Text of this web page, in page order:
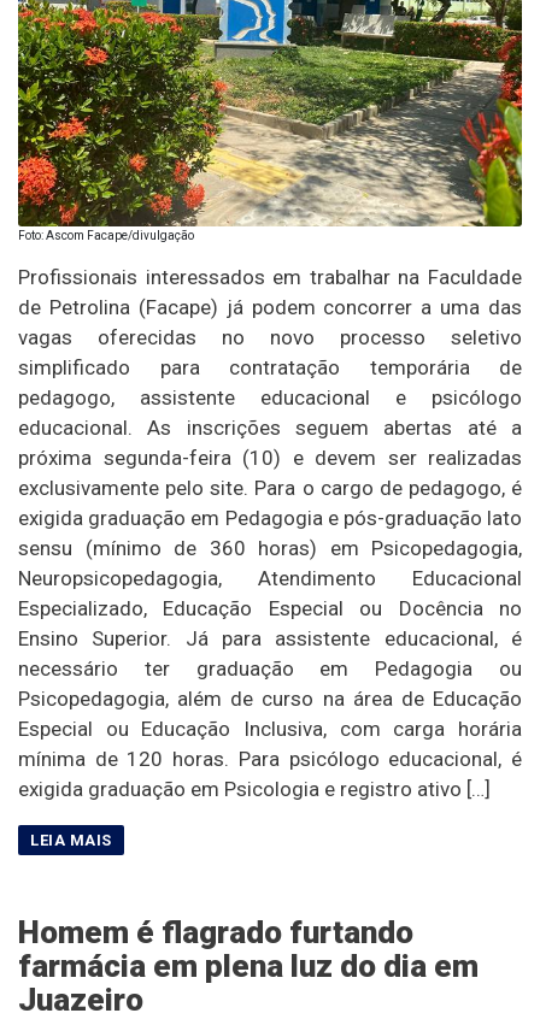
Foto: Ascom Facape/divulgação
Profissionais interessados em trabalhar na Faculdade
de Petrolina (Facape) já podem concorrer a uma das
vagas oferecidas no novo processo seletivo
simplificado para contratação temporária de
pedagogo, assistente educacional e psicólogo
educacional. As inscrições seguem abertas até a
próxima segunda-feira (10) e devem ser realizadas
exclusivamente pelo site. Para o cargo de pedagogo, é
exigida graduação em Pedagogia e pós-graduação lato
sensu (mínimo de 360 horas) em Psicopedagogia,
Neuropsicopedagogia, Atendimento Educacional
Especializado, Educação Especial ou Docência no
Ensino Superior. Já para assistente educacional, é
necessário ter graduação em Pedagogia ou
Psicopedagogia, além de curso na área de Educação
Especial ou Educação Inclusiva, com carga horária
mínima de 120 horas. Para psicólogo educacional, é
exigida graduação em Psicologia e registro ativo […]
Homem é flagrado furtando
farmácia em plena luz do dia em
Juazeiro